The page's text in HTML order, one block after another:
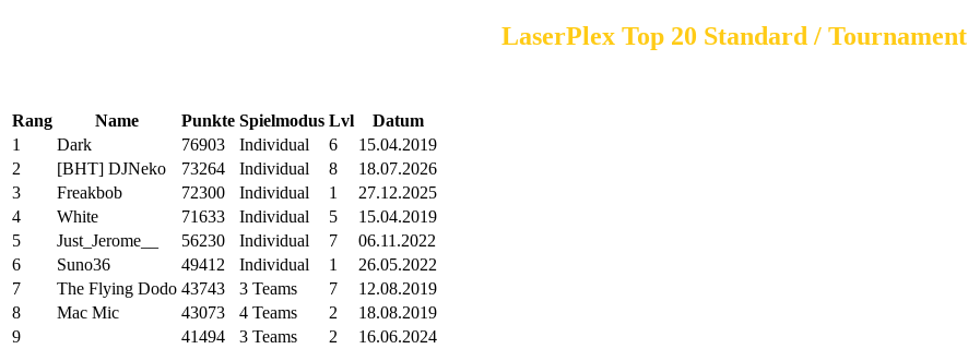
LaserPlex Top 20 Standard / Tournament
Rang Name Punkte Spielmodus Lvl
Datum
1
Dark 76903 Individual 6
15.04.2019
2
[BHT] DJNeko 73264 Individual 8
18.07.2026
3
Freakbob 72300 Individual 1
27.12.2025
4
White 71633 Individual 5
15.04.2019
5
Just_Jerome__ 56230 Individual 7
06.11.2022
6
Suno36 49412 Individual 1
26.05.2022
7
The Flying Dodo 43743 3 Teams 7
12.08.2019
8
Mac Mic 43073 4 Teams 2
18.08.2019
9
41494 3 Teams 2
16.06.2024